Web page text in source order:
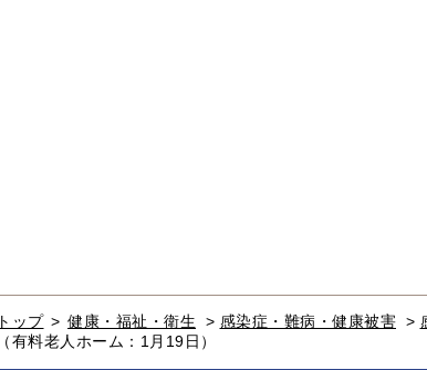
トップ > 健康・福祉・衛生 > 感染症・難病・健康被害 >
（有料老人ホーム：1月19日）